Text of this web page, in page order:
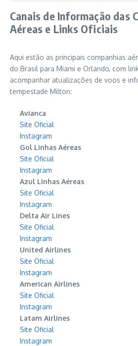
Canais de Informação das
Aéreas e Links Oficiais
Aqui estão as principais companhias
do Brasil para Miami e Orlando, com
acompanhar atualizações de voos e
tempestade Milton:
Avianca
Site Oficial
Instagram
Gol Linhas Aéreas
Site Oficial
Instagram
Azul Linhas Aéreas
Site Oficial
Instagram
Delta Air Lines
Site Oficial
Instagram
United Airlines
Site Oficial
Instagram
American Airlines
Site Oficial
Instagram
Latam Airlines
Site Oficial
Instagram